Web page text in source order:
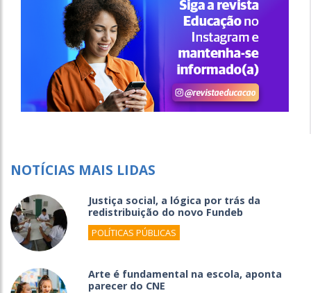
NOTÍCIAS MAIS LIDAS
Justiça social, a lógica por trás da
redistribuição do novo Fundeb
POLÍTICAS PÚBLICAS
Arte é fundamental na escola, aponta
parecer do CNE